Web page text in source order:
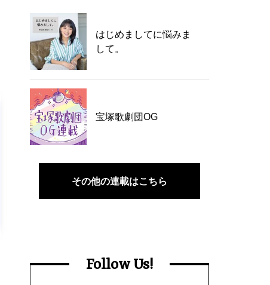
はじめましてに悩みま
して。
宝塚歌劇団OG
その他の連載はこちら
Follow Us!